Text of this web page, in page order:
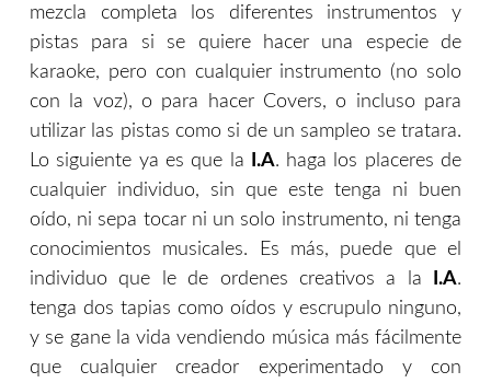
mezcla completa los diferentes instrumentos y
pistas para si se quiere hacer una especie de
karaoke, pero con cualquier instrumento (no solo
con la voz), o para hacer Covers, o incluso para
utilizar las pistas como si de un sampleo se tratara.
Lo siguiente ya es que la
I.A. haga los placeres de
cualquier individuo, sin que este tenga ni buen
oído, ni sepa tocar ni un solo instrumento, ni tenga
conocimientos musicales. Es más, puede que el
individuo que le de ordenes creativos a la
I.A.
tenga dos tapias como oídos y escrupulo ninguno,
y se gane la vida vendiendo música más fácilmente
que cualquier creador experimentado y con